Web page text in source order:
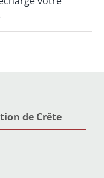
de Crête